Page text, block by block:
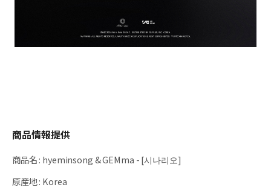
商品情報提供
商品名: hyeminsong & GEMma - [시나리오]
原産地: Korea